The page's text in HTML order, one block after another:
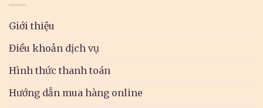
Giới thiệu
Điều khoản dịch vụ
Hình thức thanh toán
Hướng dẫn mua hàng online